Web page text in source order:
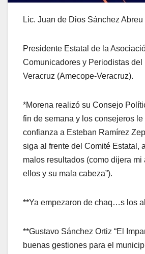
Lic. Juan de Dios Sánchez Abreu
Presidente Estatal de la
Comunicadores y Periodistas del
Veracruz (Amecope-Veracruz).
*Morena realizó su Consejo
fin de semana y los consejeros
confianza a Esteban Ramírez
siga al frente del Comité Estatal,
malos resultados (como dijera mi
ellos y su mala cabeza”).
**Ya empezaron de chaq…s los
**Gustavo Sánchez Ortiz “El
buenas gestiones para el